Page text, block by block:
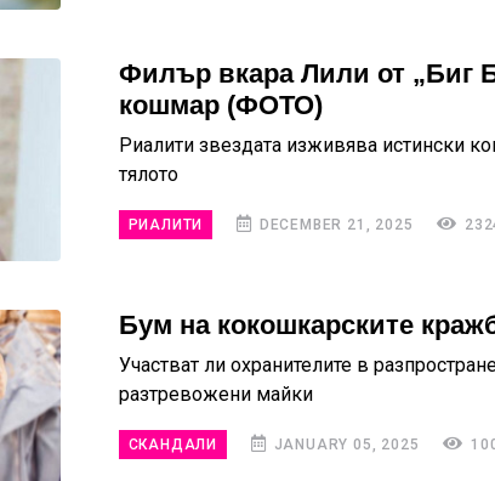
Филър вкара Лили от „Биг
кошмар (ФОТО)
Риалити звездата изживява истински
тялото
РИАЛИТИ DECEMBER 21, 2025
Бум на кокошкарските
Участват ли охранителите в
разтревожени майки
СКАНДАЛИ JANUARY 05, 2025